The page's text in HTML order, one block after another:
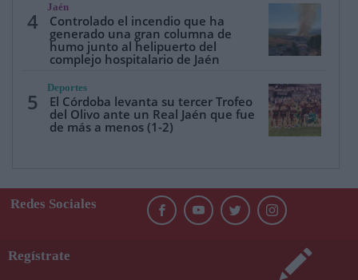
4
Jaén
Controlado el incendio que ha
generado una gran columna de
humo junto al helipuerto del
complejo hospitalario de Jaén
5
Deportes
El Córdoba levanta su tercer Trofeo
del Olivo ante un Real Jaén que fue
de más a menos (1-2)
Redes Sociales
Regístrate